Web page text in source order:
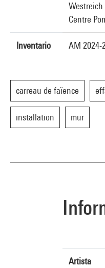
Westreich
Centre
Inventario AM 2024-
carreau de faïence
installation mur
Artista